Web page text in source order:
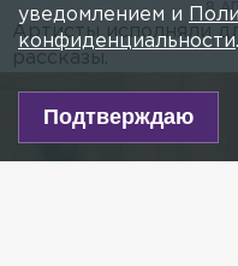
8
Артисты исполняли
рассказы.
уведомлением и
конфиденциальности.
Подтверждаю